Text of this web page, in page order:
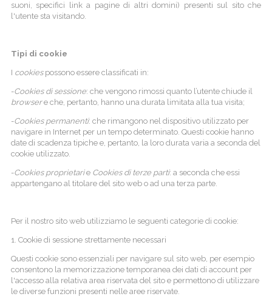
suoni, specifici link a pagine di altri domini) presenti sul sito che
l'utente sta visitando.
Tipi di cookie
I cookies possono essere classificati in:
-Cookies di sessione: che vengono rimossi quanto l’utente chiude il
browsere che, pertanto, hanno una durata limitata alla tua visita;
-Cookies permanenti: che rimangono nel dispositivo utilizzato per
navigare in Internet per un tempo determinato. Questi cookie hanno
date di scadenza tipiche e, pertanto, la loro durata varia a seconda del
cookie utilizzato.
-Cookies proprietarie Cookies di terze parti: a seconda che essi
appartengano al titolare del sito web o ad una terza parte.
Per il nostro sito web utilizziamo le seguenti categorie di cookie:
1. Cookie di sessione strettamente necessari
Questi cookie sono essenziali per navigare sul sito web, per esempio
consentono la memorizzazione temporanea dei dati di account per
l'accesso alla relativa area riservata del sito e permettono di utilizzare
le diverse funzioni presenti nelle aree riservate.